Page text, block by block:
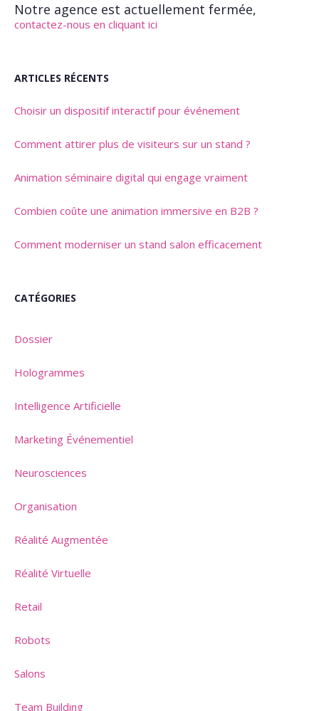
Notre agence est actuellement fermée,
contactez-nous en cliquant ici
ARTICLES RÉCENTS
Choisir un dispositif interactif pour événement
Comment attirer plus de visiteurs sur un stand ?
Animation séminaire digital qui engage vraiment
Combien coûte une animation immersive en B2B ?
Comment moderniser un stand salon efficacement
CATÉGORIES
Dossier
Hologrammes
Intelligence Artificielle
Marketing Événementiel
Neurosciences
Organisation
Réalité Augmentée
Réalité Virtuelle
Retail
Robots
Salons
Team Building